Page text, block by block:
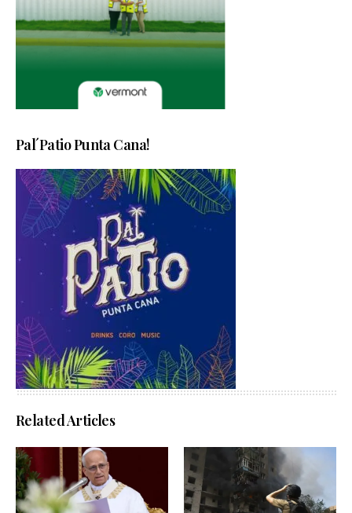
Pal´Patio Punta Cana!
Related Articles